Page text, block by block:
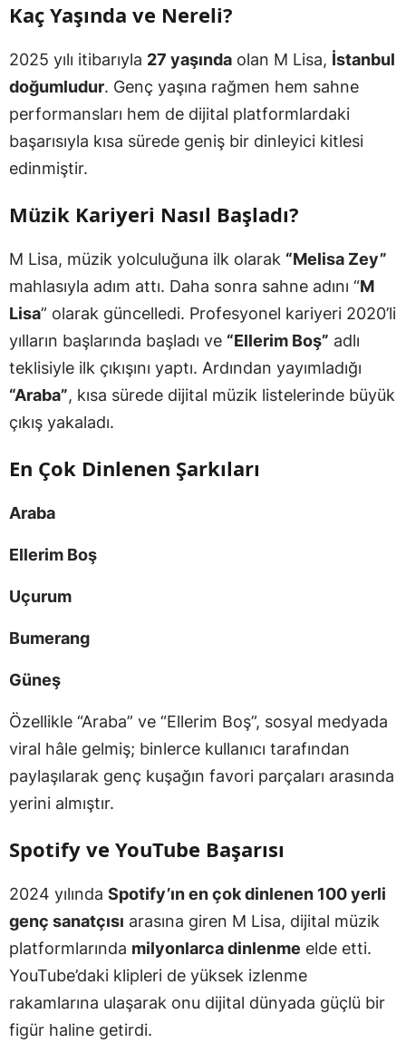
Kaç Yaşında ve Nereli?
2025 yılı itibarıyla 27 yaşında olan M Lisa, İstanbul
doğumludur. Genç yaşına rağmen hem sahne
performansları hem de dijital platformlardaki
başarısıyla kısa sürede geniş bir dinleyici kitlesi
edinmiştir.
Müzik Kariyeri Nasıl Başladı?
M Lisa, müzik yolculuğuna ilk olarak “Melisa Zey”
mahlasıyla adım attı. Daha sonra sahne adını “M
Lisa” olarak güncelledi. Profesyonel kariyeri 2020’li
yılların başlarında başladı ve “Ellerim Boş” adlı
teklisiyle ilk çıkışını yaptı. Ardından yayımladığı
“Araba”, kısa sürede dijital müzik listelerinde büyük
çıkış yakaladı.
En Çok Dinlenen Şarkıları
Araba
Ellerim Boş
Uçurum
Bumerang
Güneş
Özellikle “Araba” ve “Ellerim Boş”, sosyal medyada
viral hâle gelmiş; binlerce kullanıcı tarafından
paylaşılarak genç kuşağın favori parçaları arasında
yerini almıştır.
Spotify ve YouTube Başarısı
2024 yılında Spotify’ın en çok dinlenen 100 yerli
genç sanatçısı arasına giren M Lisa, dijital müzik
platformlarında milyonlarca dinlenme elde etti.
YouTube’daki klipleri de yüksek izlenme
rakamlarına ulaşarak onu dijital dünyada güçlü bir
figür haline getirdi.